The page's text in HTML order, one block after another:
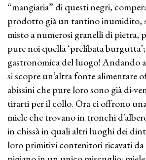
“mangiaria” di questi negri,
prodotto già un tantino inumidito,
misto a numerosi granelli di pietra,
pure noi quella ‘prelibata
gastronomica del luogo! Andando
si scopre un’altra fonte alimentare
abissini che pure loro sono già di-
tirarti per il collo. Ora ci offrono
miele che trovano in tronchi
in chissà in quali altri luoghi dei
loro primitivi contenitori ricavati da